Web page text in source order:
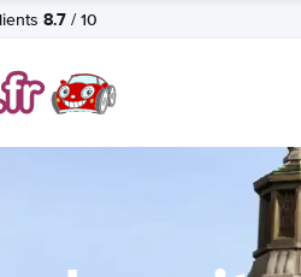
8.7 / 10